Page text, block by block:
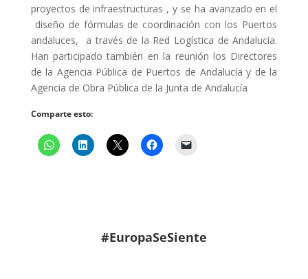
proyectos de infraestructuras , y se ha avanzado en el
diseño de fórmulas de coordinación con los Puertos
andaluces, a través de la Red Logística de Andalucía.
Han participado también en la reunión los Directores
de la Agencia Pública de Puertos de Andalucía y de la
Agencia de Obra Pública de la Junta de Andalucía
Comparte esto:
#EuropaSeSiente